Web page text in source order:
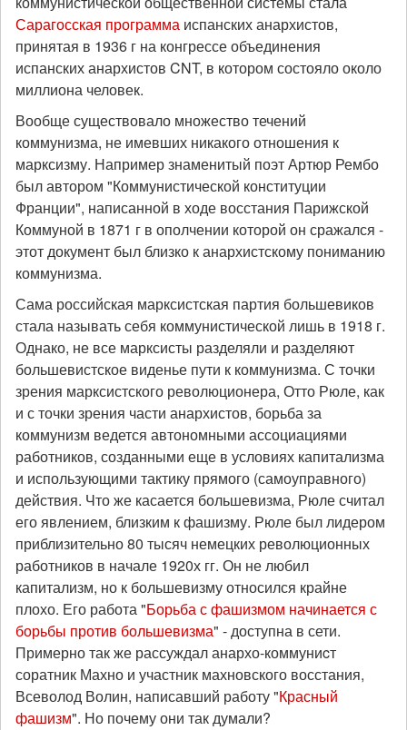
Сарагосская программа испанских анархистов,
принятая в 1936 г на конгрессе объединения
испанских анархистов CNT, в котором состояло около
миллиона человек.
Вообще существовало множество течений
коммунизма, не имевших никакого отношения к
марксизму. Например знаменитый поэт Артюр Рембо
был автором "Коммунистической конституции
Франции", написанной в ходе восстания Парижской
Коммуной в 1871 г в ополчении которой он сражался -
этот документ был близко к анархистскому пониманию
коммунизма.
Сама российская марксистская партия большевиков
стала называть себя коммунистической лишь в 1918 г.
Однако, не все марксисты разделяли и разделяют
большевистское виденье пути к коммунизма. С точки
зрения марксистского революционера, Отто Рюле, как
и с точки зрения части анархистов, борьба за
коммунизм ведется автономными ассоциациями
работников, созданными еще в условиях капитализма
и использующими тактику прямого (самоуправного)
действия. Что же касается большевизма, Рюле считал
его явлением, близким к фашизму. Рюле был лидером
приблизительно 80 тысяч немецких революционных
работников в начале 1920х гг. Он не любил
капитализм, но к большевизму относился крайне
плохо. Его работа "Борьба с фашизмом начинается с
борьбы против большевизма" - доступна в сети.
Примерно так же рассуждал анархо-коммуниcт
соратник Махно и участник махновского восстания,
Всеволод Волин, написавший работу "Красный
фашизм". Но почему они так думали?